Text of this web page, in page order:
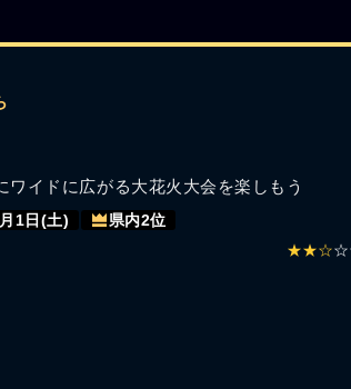
ワイドに広がる大花火大会を楽しもう
1日(土) 県内2位
★★☆